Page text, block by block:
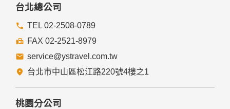
四、網站對外的相關連結
提供的連結，點選進入其他網站。但該連結網站不適用本網站
的隱私權保護政策，您必須參考該連結網站中的隱私權保護政
策。
五、與第三人共用個人資料之政策
本網站絕不會提供、交換、出租或出售任何您的個人資料給其
他個人、團體、私人企業或公務機關，但有法律依據或合約義
務者，不在此限。
台北總公司
TEL 02-2508-0789
FAX 02-2521-8979
service@ystravel.com.tw
台北市中山區松江路220號4樓之1
桃園分公司